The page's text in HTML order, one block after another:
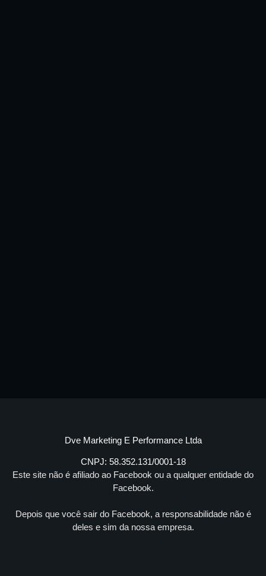
Dve Marketing E Performance Ltda
CNPJ: 58.352.131/0001-18
Este site não é afiliado ao Facebook ou a qualquer entidade do
Facebook.
Depois que você sair do Facebook, a responsabilidade não é
deles e sim da nossa empresa.